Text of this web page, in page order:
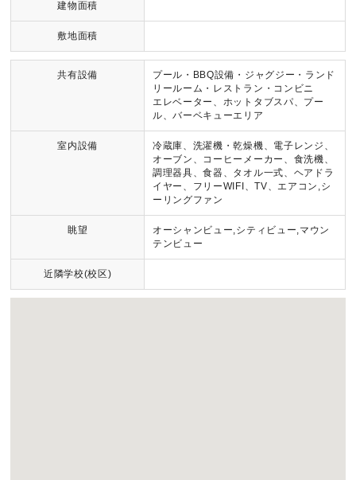
建物面積
敷地面積
共有設備
プール・BBQ設備・ジャグジー・ランド
リールーム・レストラン・コンビニ
エレベーター、ホットタブスパ、プー
ル、バーベキューエリア
室内設備
冷蔵庫、洗濯機・乾燥機、電子レンジ、
オーブン、コーヒーメーカー、食洗機、
調理器具、食器、タオル一式、ヘアドラ
イヤー、フリーWIFI、TV、エアコン,シ
ーリングファン
眺望
オーシャンビュー,シティビュー,マウン
テンビュー
近隣学校(校区)